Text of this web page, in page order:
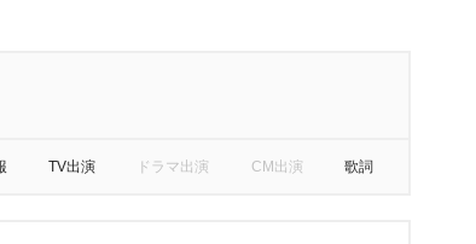
TV出演 ドラマ出演 CM出演 歌詞